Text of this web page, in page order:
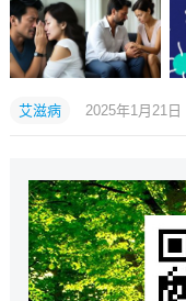
艾滋病 2025年1月21日